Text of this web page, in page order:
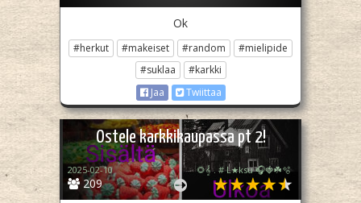
Ok
#herkut #makeiset #random
#mielipide
#suklaa
#karkki
Jaa
Twiittaa
Ostele karkkikaupassa pt 2!
209
2025-02-10 🌻𝄞 . # L★ksu 🎧🍓☘️🫧